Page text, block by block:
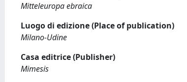
Mitteleuropa ebraica
Luogo di edizione (Place of publication)
Milano-Udine
Casa editrice (Publisher)
Mimesis